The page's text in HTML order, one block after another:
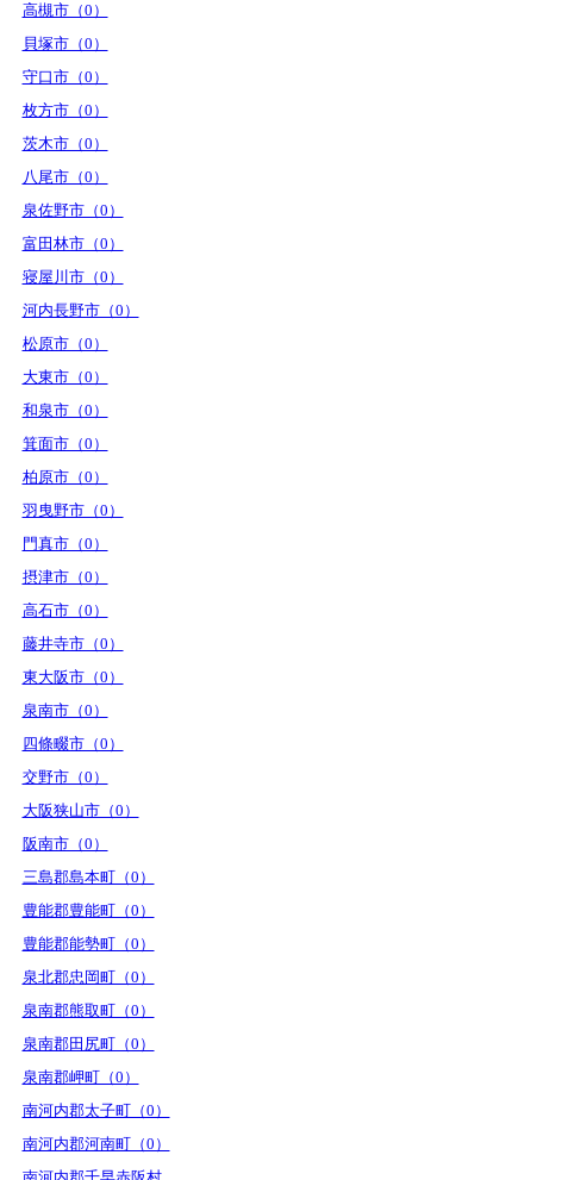
高槻市（0）
貝塚市（0）
守口市（0）
枚方市（0）
茨木市（0）
八尾市（0）
泉佐野市（0）
富田林市（0）
寝屋川市（0）
河内長野市（0）
松原市（0）
大東市（0）
和泉市（0）
箕面市（0）
柏原市（0）
羽曳野市（0）
門真市（0）
摂津市（0）
高石市（0）
藤井寺市（0）
東大阪市（0）
泉南市（0）
四條畷市（0）
交野市（0）
大阪狭山市（0）
阪南市（0）
三島郡島本町（0）
豊能郡豊能町（0）
豊能郡能勢町（0）
泉北郡忠岡町（0）
泉南郡熊取町（0）
泉南郡田尻町（0）
泉南郡岬町（0）
南河内郡太子町（0）
南河内郡河南町（0）